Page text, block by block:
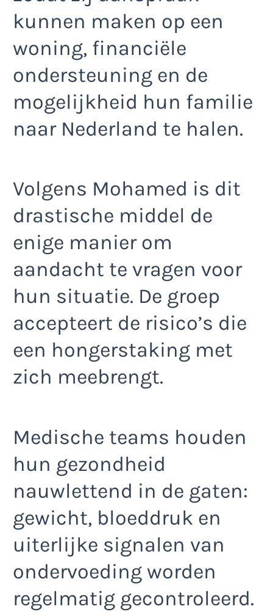
kunnen maken op een
woning, financiële
ondersteuning en de
mogelijkheid hun familie
naar Nederland te halen.
Volgens Mohamed is dit
drastische middel de
enige manier om
aandacht te vragen voor
hun situatie. De groep
accepteert de risico’s die
een hongerstaking met
zich meebrengt.
Medische teams houden
hun gezondheid
nauwlettend in de gaten:
gewicht, bloeddruk en
uiterlijke signalen van
ondervoeding worden
regelmatig gecontroleerd.